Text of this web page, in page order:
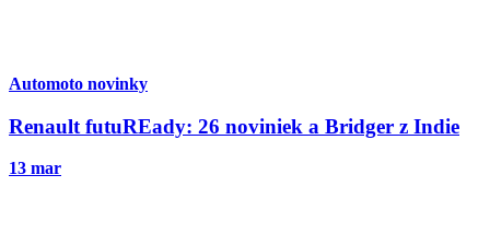
Automoto novinky
Renault futuREady: 26 noviniek a Bridger z Indie
13 mar